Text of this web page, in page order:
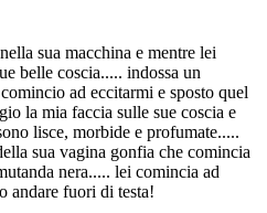
sua macchina e mentre lei
belle coscia..... indossa un
ad eccitarmi e sposto quel
la mia faccia sulle sue coscia e
lisce, morbide e profumate.....
sua vagina gonfia che comincia
nera..... lei comincia ad
andare fuori di testa!